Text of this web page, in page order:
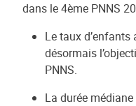
dans le 4ème PNNS
Le taux
désormais
PNNS.
La durée